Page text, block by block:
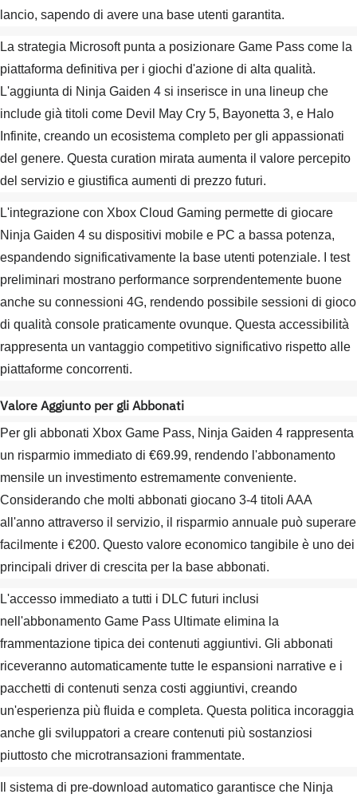
lancio, sapendo di avere una base utenti garantita.
La strategia Microsoft punta a posizionare Game Pass come la
piattaforma definitiva per i giochi d'azione di alta qualità.
L'aggiunta di Ninja Gaiden 4 si inserisce in una lineup che
include già titoli come Devil May Cry 5, Bayonetta 3, e Halo
Infinite, creando un ecosistema completo per gli appassionati
del genere. Questa curation mirata aumenta il valore percepito
del servizio e giustifica aumenti di prezzo futuri.
L'integrazione con Xbox Cloud Gaming permette di giocare
Ninja Gaiden 4 su dispositivi mobile e PC a bassa potenza,
espandendo significativamente la base utenti potenziale. I test
preliminari mostrano performance sorprendentemente buone
anche su connessioni 4G, rendendo possibile sessioni di gioco
di qualità console praticamente ovunque. Questa accessibilità
rappresenta un vantaggio competitivo significativo rispetto alle
piattaforme concorrenti.
Valore Aggiunto per gli Abbonati
Per gli abbonati Xbox Game Pass, Ninja Gaiden 4 rappresenta
un risparmio immediato di €69.99, rendendo l'abbonamento
mensile un investimento estremamente conveniente.
Considerando che molti abbonati giocano 3-4 titoli AAA
all'anno attraverso il servizio, il risparmio annuale può superare
facilmente i €200. Questo valore economico tangibile è uno dei
principali driver di crescita per la base abbonati.
L'accesso immediato a tutti i DLC futuri inclusi
nell'abbonamento Game Pass Ultimate elimina la
frammentazione tipica dei contenuti aggiuntivi. Gli abbonati
riceveranno automaticamente tutte le espansioni narrative e i
pacchetti di contenuti senza costi aggiuntivi, creando
un'esperienza più fluida e completa. Questa politica incoraggia
anche gli sviluppatori a creare contenuti più sostanziosi
piuttosto che microtransazioni frammentate.
Il sistema di pre-download automatico garantisce che Ninja